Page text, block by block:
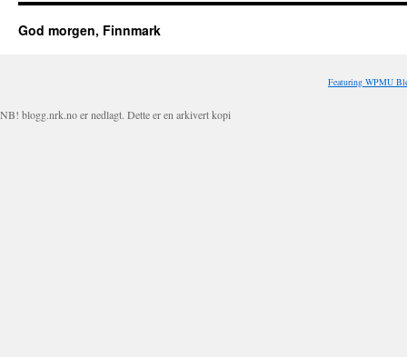
God morgen, Finnmark
Featuring WPMU
NB! blogg.nrk.no er nedlagt. Dette er en arkivert kopi